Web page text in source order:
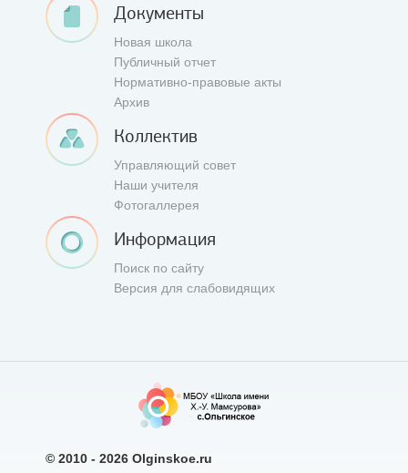
Документы
Новая школа
Публичный отчет
Нормативно-правовые акты
Архив
Коллектив
Управляющий совет
Наши учителя
Фотогаллерея
Информация
Поиск по сайту
Версия для слабовидящих
© 2010 - 2026 Olginskoe.ru